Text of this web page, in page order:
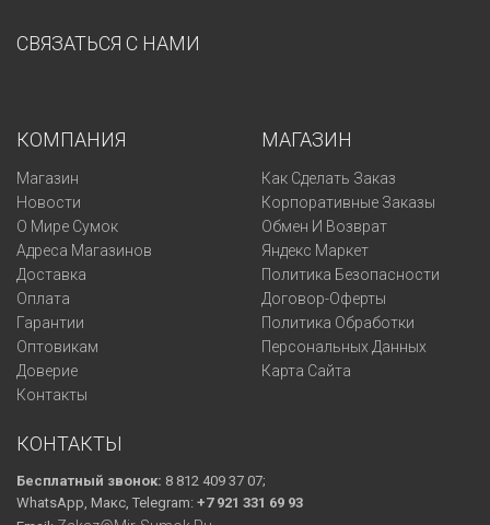
СВЯЗАТЬСЯ С НАМИ
КОМПАНИЯ
Магазин
Новости
О Мире Сумок
Адреса Магазинов
Доставка
Оплата
Гарантии
Оптовикам
Доверие
Контакты
МАГАЗИН
Как Сделать Заказ
Корпоративные Заказы
Обмен И Возврат
Яндекс Маркет
Политика Безопасности
Договор-Оферты
Политика Обработки
Персональных Данных
Карта Сайта
КОНТАКТЫ
Бесплатный звонок: 8 812 409 37 07;
WhatsApp, Макс, Telegram: +7 921 331 69 93